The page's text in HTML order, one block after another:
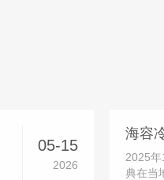
2026
05-15
2025
典在当